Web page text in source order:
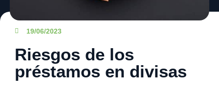
19/06/2023
Riesgos de los
préstamos en divisas